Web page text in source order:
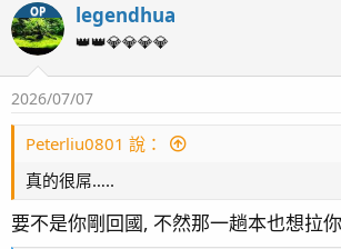
OP legendhua
👑👑💎💎💎💎
2026/07/07
Peterliu0801 說：
真的很屌…..
要不是你剛回國, 不然那一趟本也想拉